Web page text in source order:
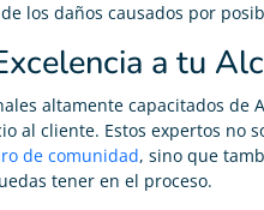
los daños causados por
a tu
altamente capacitados de
al cliente. Estos expertos no
de comunidad, sino que
tener en el proceso.